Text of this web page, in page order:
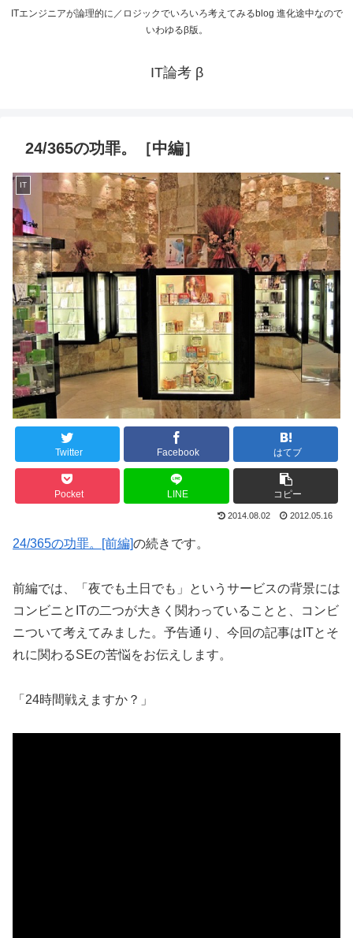
ITエンジニアが論理的に／ロジックでいろいろ考えてみるblog 進化途中なので
いわゆるβ版。
IT論考 β
24/365の功罪。［中編］
IT
Twitter Facebook はてブ
Pocket LINE コピー
2014.08.02 2012.05.16
24/365の功罪。[前編]の続きです。
前編では、「夜でも土日でも」というサービスの背景には
コンビニとITの二つが大きく関わっていることと、コンビ
ニついて考えてみました。予告通り、今回の記事はITとそ
れに関わるSEの苦悩をお伝えします。
「24時間戦えますか？」